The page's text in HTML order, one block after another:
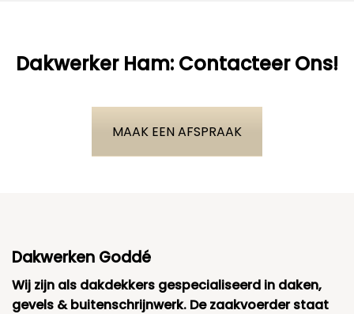
Dakwerker Ham: Contacteer Ons!
MAAK EEN AFSPRAAK
Dakwerken Goddé
Wij zijn als dakdekkers gespecialiseerd in daken,
gevels & buitenschrijnwerk. De zaakvoerder staat